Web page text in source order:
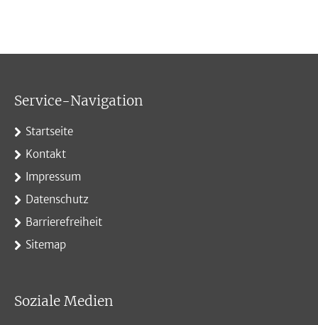
Service-Navigation
Startseite
Kontakt
Impressum
Datenschutz
Barrierefreiheit
Sitemap
Soziale Medien